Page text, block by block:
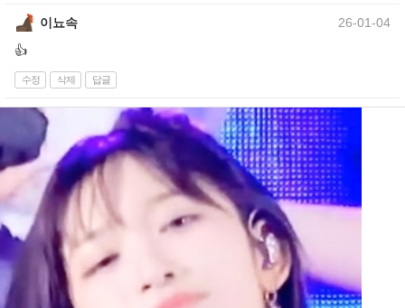
이뇨속
26-01-04
👍
수정 삭제 답글